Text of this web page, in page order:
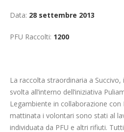
Data: 28 settembre 2013
PFU Raccolti: 1200
La raccolta straordinaria a Succivo,
svolta all’interno dell’iniziativa
Legambiente in collaborazione
mattinata i volontari sono stati al
individuata da PFU e altri rifiuti.